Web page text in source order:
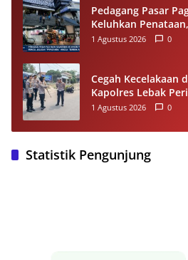
Pedagang Pasar
Keluhkan
Minta Pemkot
1 Agustus 2026 0
Cegah Kecelakaan
Kapolres Lebak
Rambu Lalu Lintas
1 Agustus 2026 0
Statistik Pengunjung